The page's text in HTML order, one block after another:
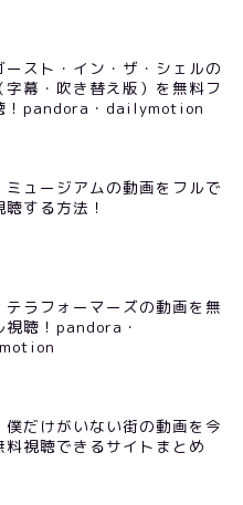
ースト・イン・ザ・シェルの
字幕・吹き替え版）を無料フ
！pandora・dailymotion
ミュージアムの動画をフルで
する方法！
テラフォーマーズの動画を無
視聴！pandora・
僕だけがいない街の動画を今
料視聴できるサイトまとめ